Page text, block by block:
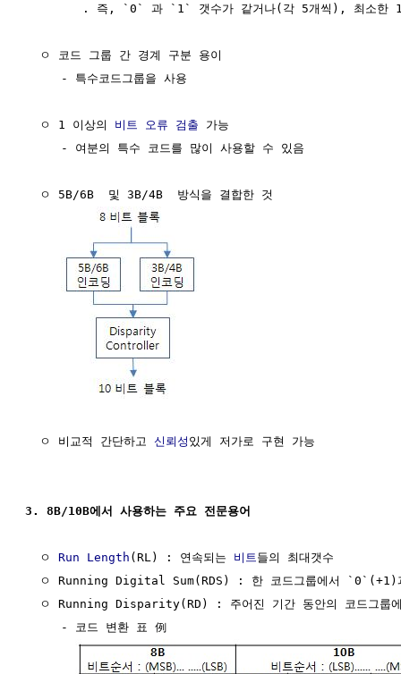
. 즉, `0` 과 `1` 갯수가 같거나(각 5개씩), 최소한
  ㅇ 코드 그룹 간 경계 구분 용이
     - 특수코드그룹을 사용
  ㅇ 1 이상의
비트 오류 검출 가능
     - 여분의 특수 코드를 많이 사용할 수 있음
  ㅇ 5B/6B  및 3B/4B  방식을 결합한 것
  ㅇ 비교적 간단하고
신뢰성 있게 저가로 구현 가능
3. 8B/10B에서 사용하는 주요 전문용어
  ㅇ
Run Length (RL) : 연속되는 비트 들의 최대갯수
ㅇ Running Digital Sum(RDS) : 한 코드그룹에서 `0`(+1)
ㅇ Running Disparity(RD) : 주어진 기간 동안의 코드그룹
     - 코드 변환 표 例